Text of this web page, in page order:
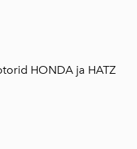
HONDA ja HATZ